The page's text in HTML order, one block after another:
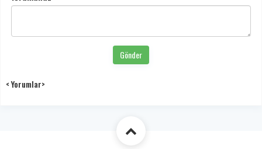
Gönder
< Yorumlar>